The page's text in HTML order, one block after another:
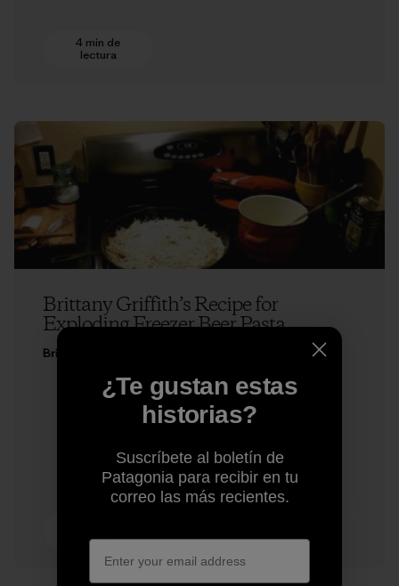
4 min de
lectura
Brittany Griffith’s Recipe for
Exploding Freezer Beer Pasta
Brittany Griffith
lectura
¿Te gustan estas
historias?
Suscríbete al boletín de
Patagonia para recibir en tu
correo las más recientes.